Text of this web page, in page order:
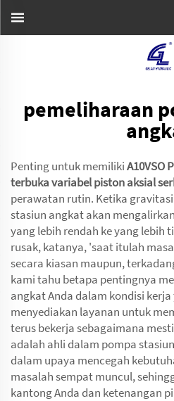
pemeliharaan
Penting untuk memilikiA10VSO
terbuka variabel piston aksial
perawatan rutin. Ketika
stasiun angkat akan
yang lebih rendah ke yang lebih
rusak, katanya, 'saat itulah
secara kiasan maupun,
kami tahu betapa pentingnya
angkat Anda dalam kondisi
menyediakan layanan untuk
terus bekerja sebagaimana
adalah ahli dalam pompa
dalam upaya mencegah
masalah sempat muncul,
kantong Anda dan ketenangan